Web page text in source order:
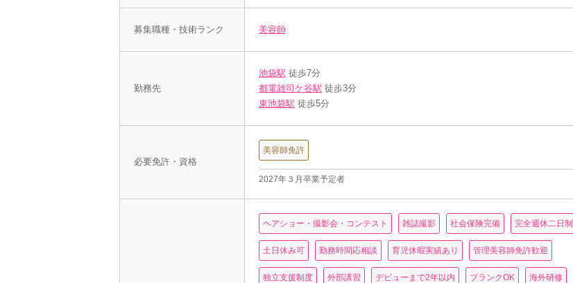
募集職種・技術ランク 美容師
勤務先
池袋駅 徒歩7分
都電雑司ケ谷駅 徒歩3分
東池袋駅 徒歩5分
必要免許・資格
美容師免許
2027年３月卒業予定者
ヘアショー・撮影会・コンテスト 雑誌撮影 社会保険完備 完全週休二日制
土日休み可 勤務時間応相談 育児休暇実績あり 管理美容師免許歓迎
独立支援制度 外部講習 デビューまで2年以内 ブランクOK 海外研修